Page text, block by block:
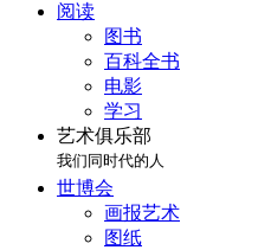
阅读
图书
百科全书
电影
学习
艺术俱乐部
我们同时代的人
世博会
画报艺术
图纸